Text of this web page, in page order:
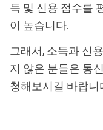
득 및 신용 점수를
이 높습니다.
그래서, 소득과 신
지 않은 분들은 통
청해보시길 바랍니